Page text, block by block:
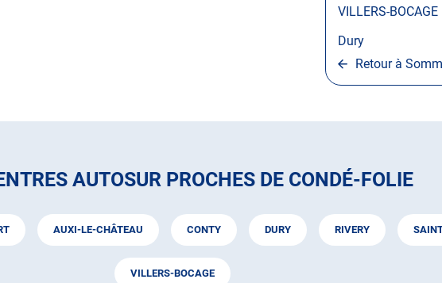
VILLERS-BOCAGE
Dury
Retour à
AUTOSUR PROCHES DE CONDÉ-FOLIE
AUXI-LE-CHÂTEAU CONTY DURY RIVERY
VILLERS-BOCAGE